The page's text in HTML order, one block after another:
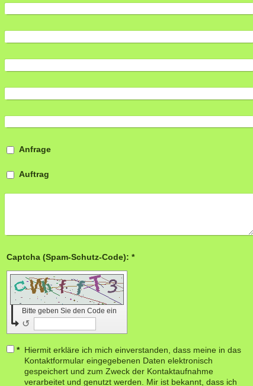
Anfrage
Auftrag
Captcha (Spam-Schutz-Code): *
Bitte geben Sie den Code ein
↺
* Hiermit erkläre ich mich einverstanden, dass meine in das
Kontaktformular eingegebenen Daten elektronisch
gespeichert und zum Zweck der Kontaktaufnahme
verarbeitet und genutzt werden. Mir ist bekannt, dass ich